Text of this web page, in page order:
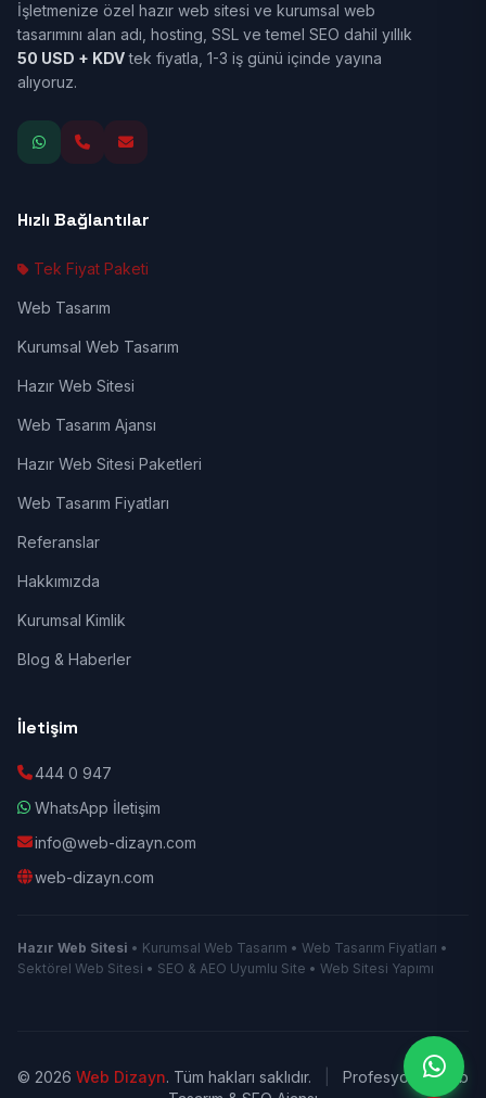
İşletmenize özel hazır web sitesi ve kurumsal web
tasarımını alan adı, hosting, SSL ve temel SEO dahil yıllık
50 USD + KDVtek fiyatla, 1-3 iş günü içinde yayına
alıyoruz.
Hızlı Bağlantılar
Tek Fiyat Paketi
Web Tasarım
Kurumsal Web Tasarım
Hazır Web Sitesi
Web Tasarım Ajansı
Hazır Web Sitesi Paketleri
Web Tasarım Fiyatları
Referanslar
Hakkımızda
Kurumsal Kimlik
Blog & Haberler
İletişim
444 0 947
WhatsApp İletişim
info@web-dizayn.com
web-dizayn.com
Hazır Web Sitesi • Kurumsal Web Tasarım • Web Tasarım Fiyatları •
Sektörel Web Sitesi • SEO & AEO Uyumlu Site • Web Sitesi Yapımı
© 2026 Web Dizayn. Tüm hakları saklıdır.
Profesyonel Web